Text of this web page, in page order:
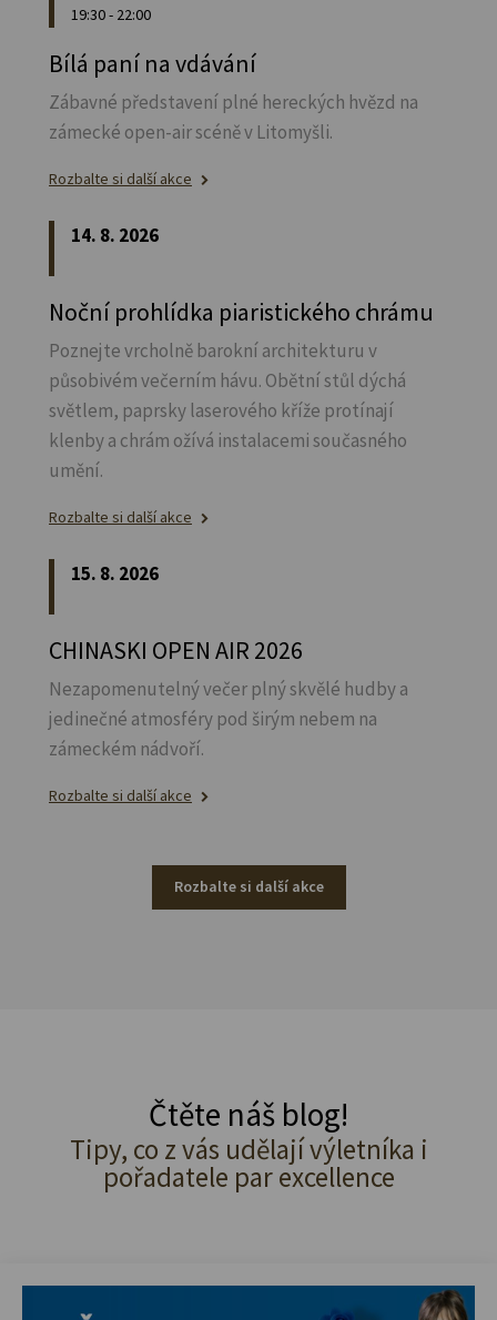
19:30 - 22:00
Bílá paní na vdávání
Zábavné představení plné hereckých hvězd na
zámecké open-air scéně v Litomyšli.
Rozbalte si další akce
14. 8. 2026
Noční prohlídka piaristického chrámu
Poznejte vrcholně barokní architekturu v
působivém večerním hávu. Obětní stůl dýchá
světlem, paprsky laserového kříže protínají
klenby a chrám ožívá instalacemi současného
umění.
Rozbalte si další akce
15. 8. 2026
CHINASKI OPEN AIR 2026
Nezapomenutelný večer plný skvělé hudby a
jedinečné atmosféry pod širým nebem na
zámeckém nádvoří.
Rozbalte si další akce
Rozbalte si další akce
Čtěte náš blog!
Tipy, co z vás udělají výletníka i
pořadatele par excellence